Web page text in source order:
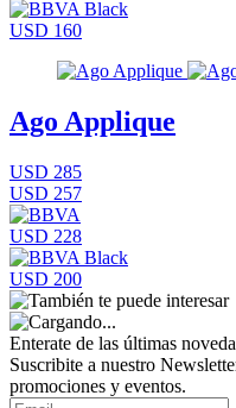
USD 160
Ago Applique
USD 285
USD 257
USD 228
USD 200
Enterate de las últimas
Suscribite a nuestro
promociones y eventos.